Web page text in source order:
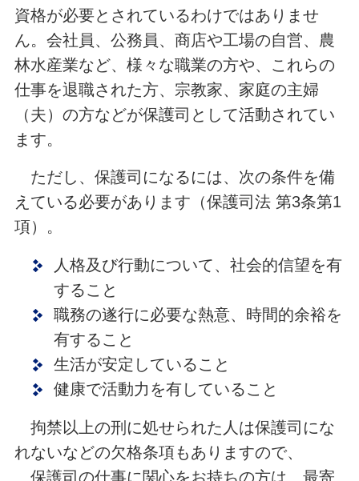
資格が必要とされているわけではありませ
ん。会社員、公務員、商店や工場の自営、農
林水産業など、様々な職業の方や、これらの
仕事を退職された方、宗教家、家庭の主婦
（夫）の方などが保護司として活動されてい
ます。
ただし、保護司になるには、次の条件を備
えている必要があります（保護司法 第3条第1
項）。
人格及び行動について、社会的信望を有
すること
職務の遂行に必要な熱意、時間的余裕を
有すること
生活が安定していること
健康で活動力を有していること
拘禁以上の刑に処せられた人は保護司にな
れないなどの欠格条項もありますので、
保護司の仕事に関心をお持ちの方は、最寄